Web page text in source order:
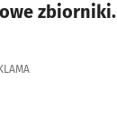
zbiorniki.